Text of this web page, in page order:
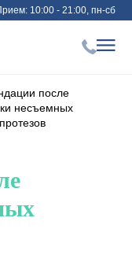
10:00 - 21:00, пн-сб
после
несъемных